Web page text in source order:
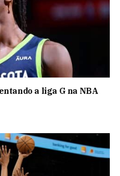
a liga G na NBA